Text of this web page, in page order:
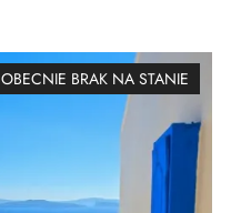
OBECNIE BRAK NA STANIE